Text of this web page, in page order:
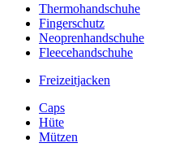
Thermohandschuhe
Fingerschutz
Neoprenhandschuhe
Fleecehandschuhe
Freizeitjacken
Caps
Hüte
Mützen